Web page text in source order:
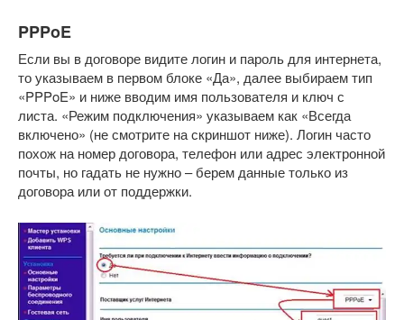
PPPoE
Если вы в договоре видите логин и пароль для интернета,
то указываем в первом блоке «Да», далее выбираем тип
«PPPoE» и ниже вводим имя пользователя и ключ с
листа. «Режим подключения» указываем как «Всегда
включено» (не смотрите на скриншот ниже). Логин часто
похож на номер договора, телефон или адрес электронной
почты, но гадать не нужно – берем данные только из
договора или от поддержки.